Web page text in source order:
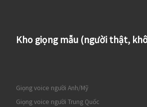
Kho giọng mẫu (người thật,
Giọng voice người Anh/Mỹ
Giọng voice người Trung Quốc